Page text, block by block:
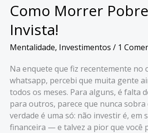
Como Morrer
Invista!
Mentalidade, Investimentos / 1
Na enquete que fiz recentemente no
whatsapp, percebi que muita gente
todos os meses. Para alguns, é falta
para outros, parece que nunca sobra
verdade é uma só: não investir é, em
financeira — e talvez a pior que você